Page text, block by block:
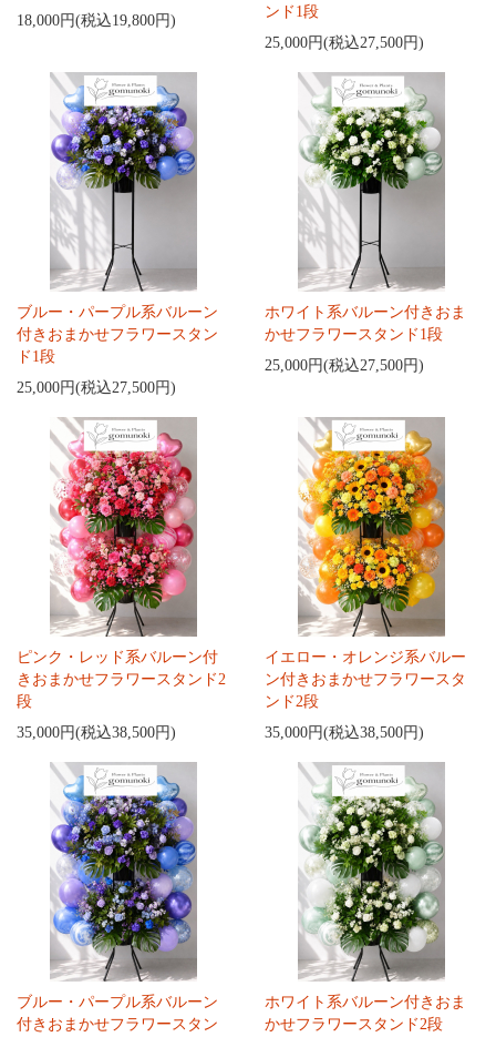
18,000円(税込19,800円)
ンド1段
25,000円(税込27,500円)
ブルー・パープル系バルーン
付きおまかせフラワースタン
ド1段
25,000円(税込27,500円)
ホワイト系バルーン付きおま
かせフラワースタンド1段
25,000円(税込27,500円)
ピンク・レッド系バルーン付
きおまかせフラワースタンド2
段
35,000円(税込38,500円)
イエロー・オレンジ系バルー
ン付きおまかせフラワースタ
ンド2段
35,000円(税込38,500円)
ブルー・パープル系バルーン
付きおまかせフラワースタン
ホワイト系バルーン付きおま
かせフラワースタンド2段